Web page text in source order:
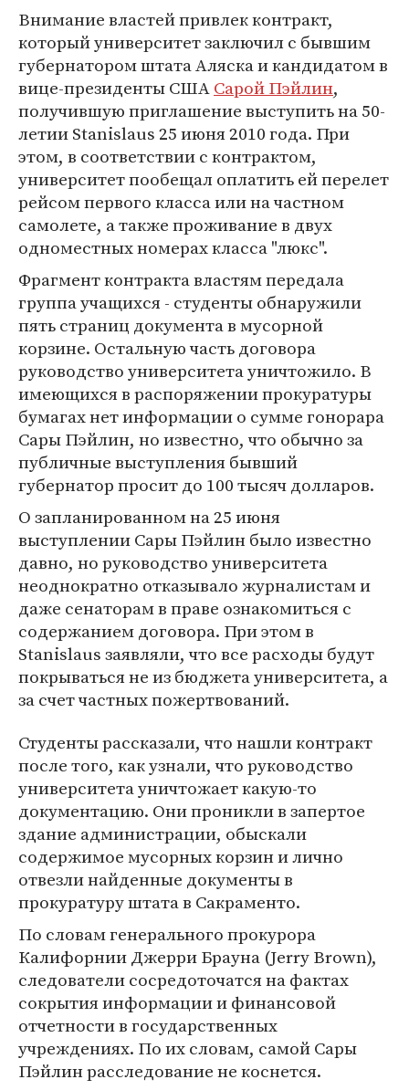
Внимание властей привлек контракт,
который университет заключил с бывшим
губернатором штата Аляска и кандидатом в
вице-президенты СШАСарой Пэйлин,
получившую приглашение выступить на 50-
летии Stanislaus 25 июня 2010 года. При
этом, в соответствии с контрактом,
университет пообещал оплатить ей перелет
рейсом первого класса или на частном
самолете, а также проживание в двух
одноместных номерах класса "люкс".
Фрагмент контракта властям передала
группа учащихся - студенты обнаружили
пять страниц документа в мусорной
корзине. Остальную часть договора
руководство университета уничтожило. В
имеющихся в распоряжении прокуратуры
бумагах нет информации о сумме гонорара
Сары Пэйлин, но известно, что обычно за
публичные выступления бывший
губернатор просит до 100 тысяч долларов.
О запланированном на 25 июня
выступлении Сары Пэйлин было известно
давно, но руководство университета
неоднократно отказывало журналистам и
даже сенаторам в праве ознакомиться с
содержанием договора. При этом в
Stanislaus заявляли, что все расходы будут
покрываться не из бюджета университета, а
за счет частных пожертвований.
Студенты рассказали, что нашли контракт
после того, как узнали, что руководство
университета уничтожает какую-то
документацию. Они проникли в запертое
здание администрации, обыскали
содержимое мусорных корзин и лично
отвезли найденные документы в
прокуратуру штата в Сакраменто.
По словам генерального прокурора
Калифорнии Джерри Брауна (Jerry Brown),
следователи сосредоточатся на фактах
сокрытия информации и финансовой
отчетности в государственных
учреждениях. По их словам, самой Сары
Пэйлин расследование не коснется.